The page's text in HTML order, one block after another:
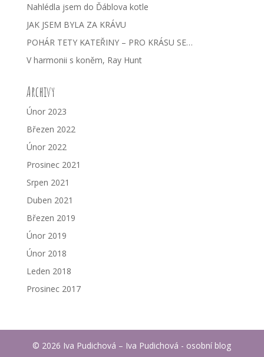
Nahlédla jsem do Ďáblova kotle
JAK JSEM BYLA ZA KRÁVU
POHÁR TETY KATEŘINY – PRO KRÁSU SE…
V harmonii s koněm, Ray Hunt
Archivy
Únor 2023
Březen 2022
Únor 2022
Prosinec 2021
Srpen 2021
Duben 2021
Březen 2019
Únor 2019
Únor 2018
Leden 2018
Prosinec 2017
© 2026 Iva Pudichová – Iva Pudichová - osobní blog